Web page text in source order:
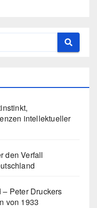
intellektueller
den Verfall
Peter Druckers
von 1933